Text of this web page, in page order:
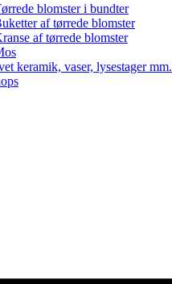
blomster i bundter
af tørrede blomster
af tørrede blomster
keramik, vaser, lysestager mm.